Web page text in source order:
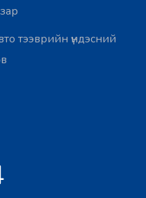
тээврийн үндэсний